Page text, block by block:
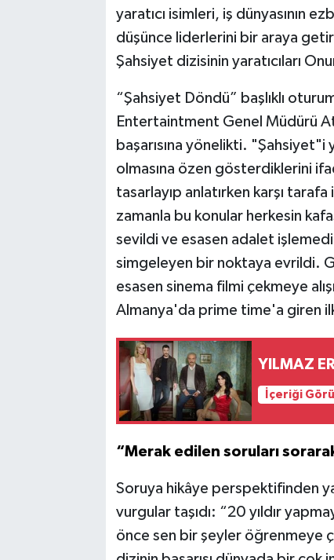
yaratıcı isimleri, iş dünyasının
düşünce liderlerini bir araya
Şahsiyet dizisinin yaratıcıları
“Şahsiyet Döndü” başlıklı
Entertaintment Genel Müdürü
başarısına yönelikti. "Şahsiyet"i
olmasına özen gösterdiklerini
tasarlayıp anlatırken karşı
zamanla bu konular herkesin
sevildi ve esasen adalet
simgeleyen bir noktaya evrildi.
esasen sinema filmi çekmeye
Almanya'da prime time'a giren
YILMAZ
İçeriği
“Merak edilen soruları
Soruya hikâye perspektifinden
vurgular taşıdı: “20 yıldır
önce sen bir şeyler öğrenmeye